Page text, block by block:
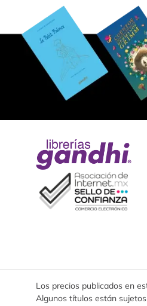
Los precios publicados en
Algunos títulos están